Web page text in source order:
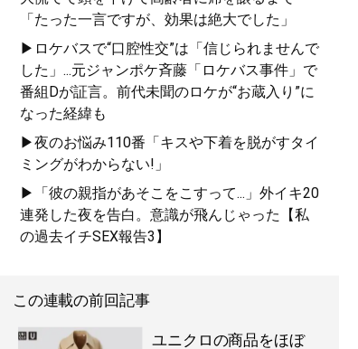
「たった一言ですが、効果は絶大でした」
▶ロケバスで“口腔性交”は「信じられませんで
した」...元ジャンポケ斉藤「ロケバス事件」で
番組Dが証言。前代未聞のロケが“お蔵入り”に
なった経緯も
▶夜のお悩み110番「キスや下着を脱がすタイ
ミングがわからない!」
▶「彼の親指があそこをこすって...」外イキ20
連発した夜を告白。意識が飛んじゃった【私
の過去イチSEX報告3】
この連載の前回記事
ユニクロの商品をほぼ